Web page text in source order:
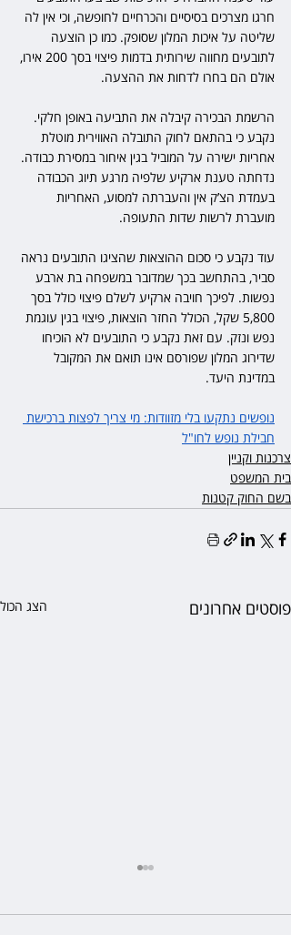
חרגו מצרכים בסיסיים והכרחיים לחופשה, וכי אין לה
שליטה על איכות המלון שסופק. כמו כן הוצעה
לתובעים מחווה שירותית בדמות פיצוי בסך 200 אירו,
אולם הם בחרו לדחות את ההצעה.
הרשמת הבכירה קיבלה את התביעה באופן חלקי.
נקבע כי בהתאם לחוק התובלה האווירית מוטלת
אחריות ישירה על המוביל בגין איחור במסירת כבודה.
נדחתה טענת ארקיע שלפיה מרגע תיוג הכבודה
בעמדת הצ’ק אין והעברתה למסוע, האחריות
מועברת לרשות שדות התעופה.
עוד נקבע כי סכום ההוצאות שהציגו התובעים נראה
סביר, בהתחשב בכך שמדובר במשפחה בת ארבע
נפשות. לפיכך חויבה ארקיע לשלם פיצוי כולל בסך
5,800 שקל, הכולל החזר הוצאות, פיצוי בגין עוגמת
נפש ונזק. עם זאת נקבע כי התובעים לא הוכיחו
שדירוג המלון שפורסם אינו תואם את המקובל
במדינת היעד.
נופשים נתקעו בלי מזוודות: מי צריך לפצות ברכישת
חבילת נופש לחו"ל
צרכנות וקניין
בית המשפט
בשם החוק קטנות
פוסטים אחרונים הצג הכול